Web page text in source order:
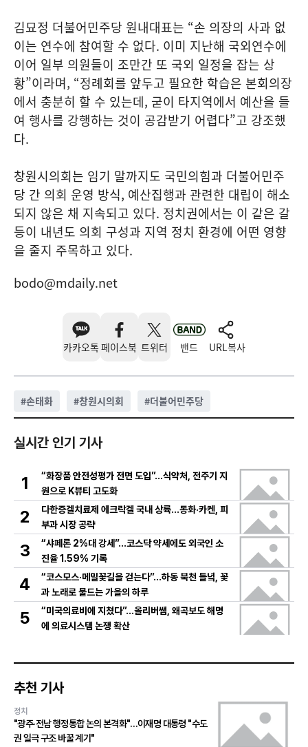
김묘정 더불어민주당 원내대표는 “손 의장의 사과 없
이는 연수에 참여할 수 없다. 이미 지난해 국외연수에
이어 일부 의원들이 조만간 또 국외 일정을 잡는 상
황”이라며, “정례회를 앞두고 필요한 학습은 본회의장
에서 충분히 할 수 있는데, 굳이 타지역에서 예산을 들
여 행사를 강행하는 것이 공감받기 어렵다”고 강조했
다.
창원시의회는 임기 말까지도 국민의힘과 더불어민주
당 간 의회 운영 방식, 예산집행과 관련한 대립이 해소
되지 않은 채 지속되고 있다. 정치권에서는 이 같은 갈
등이 내년도 의회 구성과 지역 정치 환경에 어떤 영향
을 줄지 주목하고 있다.
bodo@mdaily.net
카카오톡 페이스북 트위터 밴드 URL복사
#손태화 #창원시의회 #더불어민주당
실시간 인기 기사
1
“화장품 안전성평가 전면 도입”…식약처, 전주기 지
원으로 K뷰티 고도화
2
다한증겔치료제 에크락겔 국내 상륙…동화·카켄, 피
부과 시장 공략
3
“샤페론 2%대 강세”…코스닥 약세에도 외국인 소
진율 1.59% 기록
4
“코스모스·메밀꽃길을 걷는다”…하동 북천 들녘, 꽃
과 노래로 물드는 가을의 하루
5
“미국의료비에 지쳤다”…올리버쌤, 왜곡보도 해명
에 의료시스템 논쟁 확산
추천 기사
정치
"광주·전남 행정통합 논의 본격화"…이재명 대통령 "수도
권 일극 구조 바꿀 계기"